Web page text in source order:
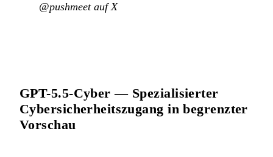
@pushmeet auf X
GPT-5.5-Cyber — Spezialisierter
Cybersicherheitszugang in begrenzter
Vorschau